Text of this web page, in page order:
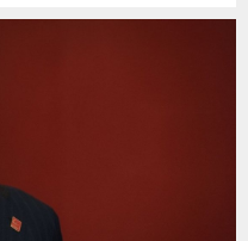
bulunan Erbakan,
anlattı. Cumhur